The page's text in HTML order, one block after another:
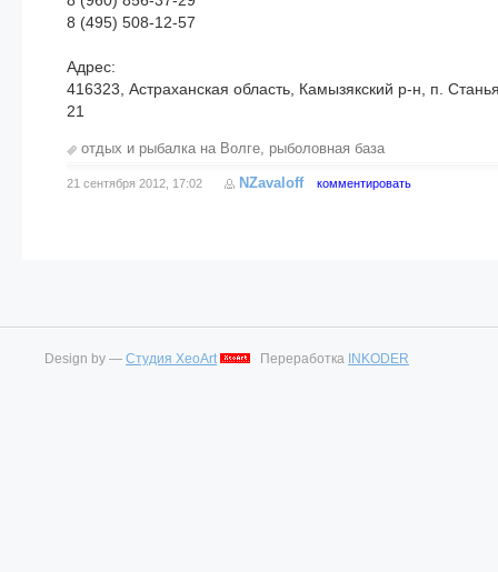
8 (495) 508-12-57
Адрес:
416323, Астраханская область, Камызякский р-н, п.
21
отдых и рыбалка на Волге, рыболовная база
21 сентября 2012, 17:02 NZavaloff комментировать
Design by — Студия XeoArt Переработка INKODER